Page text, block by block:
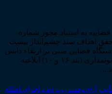
به استناد مجوز شماره
در راستای تحقق اهداف سند چشم‌انداز بیست
قضایی مبنی بر ارتقاء دانش
حقوقی جامعه و ترویج فرهنگ قانونمداری (بند ۱۶ و ۱۰) ابلاغیه
آرای وحدت رویه اجاره اجرای احکام